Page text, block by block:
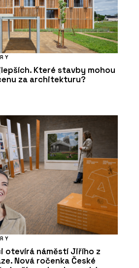
Které stavby mohou
za architekturu?
otevírá náměstí Jiřího z
Nová ročenka České